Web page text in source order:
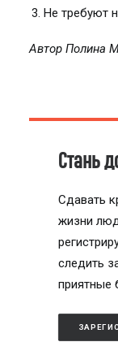
Не требуют
Автор Полина
Стань
Сдавать
жизни
следить
приятные